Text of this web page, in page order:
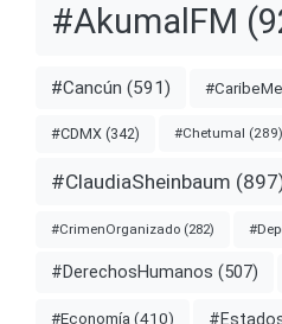
#AkumalFM
#Cancún (591)
#CDMX (342) #Chetumal (289)
#ClaudiaSheinbaum
#CrimenOrganizado (282)
#DerechosHumanos (507)
#Economía (410)